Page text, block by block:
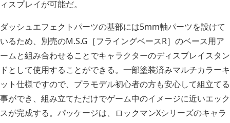
ィスプレイが可能だ。
ダッシュエフェクトパーツの基部には5mm軸パーツを設けて
いるため、別売のM.S.G［フライングベースR］のベース用ア
ームと組み合わせることでキャラクターのディスプレイスタン
ドとして使用することができる。一部塗装済みマルチカラーキ
ット仕様ですので、プラモデル初心者の方も安心して組立てる
事ができ、組み立てただけでゲーム中のイメージに近いエック
スが完成する。パッケージは、ロックマンXシリーズのキャラ